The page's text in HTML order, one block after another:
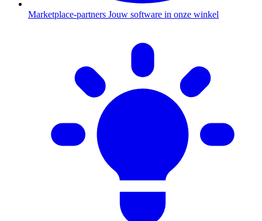
Marketplace-partners Jouw software in onze winkel